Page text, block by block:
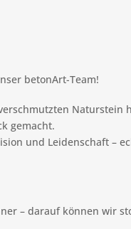
betonArt-Team!
Naturstein
gemacht.
und Leidenschaft –
– darauf können wir